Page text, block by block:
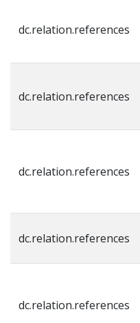
dc.relation.references
dc.relation.references
dc.relation.references
dc.relation.references
dc.relation.references